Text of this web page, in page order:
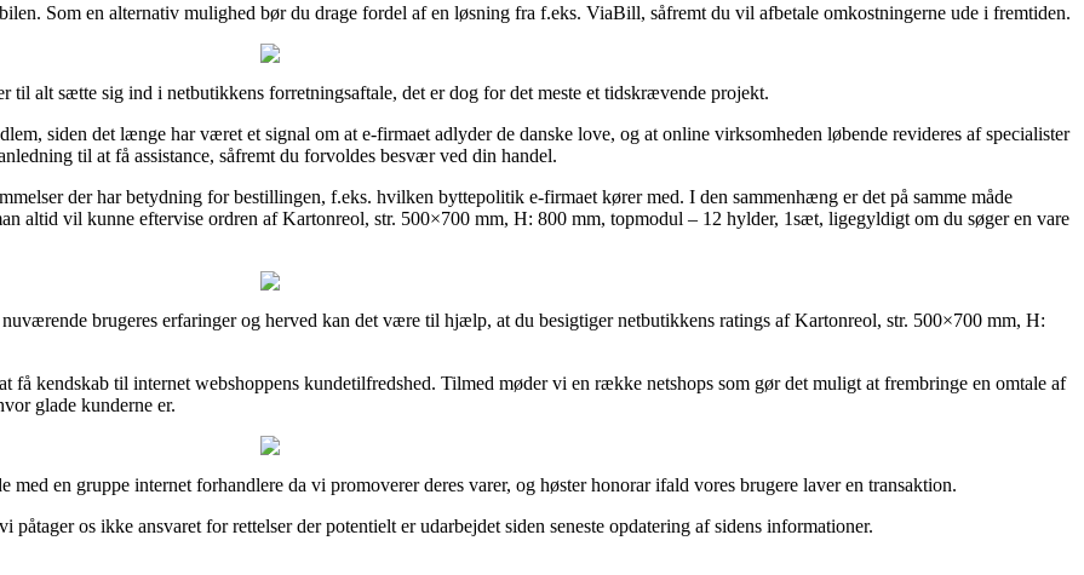
Som en alternativ mulighed bør du drage fordel af en løsning fra f.eks. ViaBill, såfremt du vil afbetale omkostningerne ude i fremtiden.
til alt sætte sig ind i netbutikkens forretningsaftale, det er dog for det meste et tidskrævende projekt.
siden det længe har været et signal om at e-firmaet adlyder de danske love, og at online virksomheden løbende revideres af specialister
til at få assistance, såfremt du forvoldes besvær ved din handel.
der har betydning for bestillingen, f.eks. hvilken byttepolitik e-firmaet kører med. I den sammenhæng er det på samme måde
altid vil kunne eftervise ordren af Kartonreol, str. 500×700 mm, H: 800 mm, topmodul – 12 hylder, 1sæt, ligegyldigt om du søger en vare
brugeres erfaringer og herved kan det være til hjælp, at du besigtiger netbutikkens ratings af Kartonreol, str. 500×700 mm, H:
kendskab til internet webshoppens kundetilfredshed. Tilmed møder vi en række netshops som gør det muligt at frembringe en omtale af
glade kunderne er.
en gruppe internet forhandlere da vi promoverer deres varer, og høster honorar ifald vores brugere laver en transaktion.
os ikke ansvaret for rettelser der potentielt er udarbejdet siden seneste opdatering af sidens informationer.